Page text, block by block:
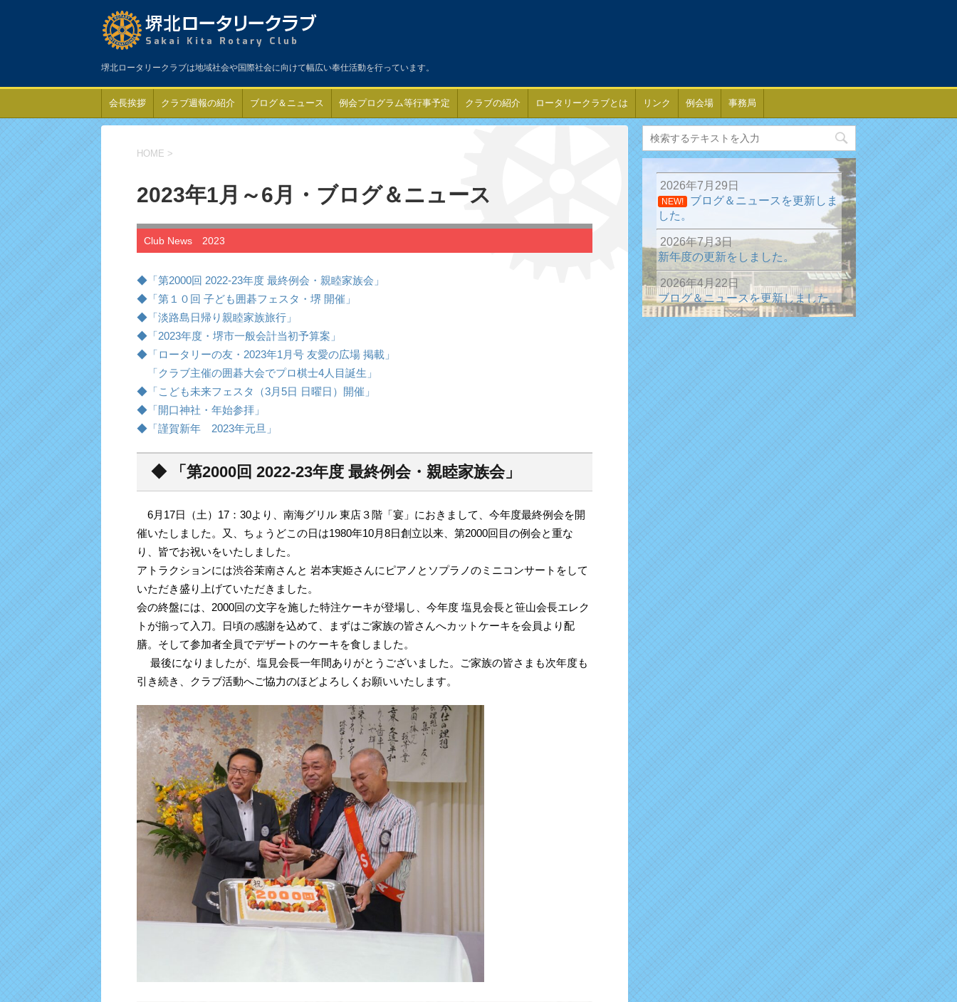
堺北ロータリークラブは地域社会や国際社会に向けて幅広い奉仕活動を行っています。
会長挨拶 クラブ週報の紹介 ブログ＆ニュース 例会プログラム等行事予定 クラブの紹介 ロータリークラブとは リンク 例会場 事務局
HOME >
2023年1月～6月・ブログ＆ニュース
Club News 2023
◆「第2000回 2022-23年度 最終例会・親睦家族会」
◆「第１０回 子ども囲碁フェスタ・堺 開催」
◆「淡路島日帰り親睦家族旅行」
◆「2023年度・堺市一般会計当初予算案」
◆「ロータリーの友・2023年1月号 友愛の広場 掲載」
「クラブ主催の囲碁大会でプロ棋士4人目誕生」
◆「こども未来フェスタ（3月5日 日曜日）開催」
◆「開口神社・年始参拝」
◆「謹賀新年 2023年元旦」
◆ 「第2000回 2022-23年度 最終例会・親睦家族会」
6月17日（土）17：30より、南海グリル 東店３階「宴」におきまして、今年度最終例会を開
催いたしました。又、ちょうどこの日は1980年10月8日創立以来、第2000回目の例会と重な
り、皆でお祝いをいたしました。
アトラクションには渋谷茉南さんと 岩本実姫さんにピアノとソプラノのミニコンサートをして
いただき盛り上げていただきました。
会の終盤には、2000回の文字を施した特注ケーキが登場し、今年度 塩見会長と笹山会長エレク
トが揃って入刀。日頃の感謝を込めて、まずはご家族の皆さんへカットケーキを会員より配
膳。そして参加者全員でデザートのケーキを食しました。
最後になりましたが、塩見会長一年間ありがとうございました。ご家族の皆さまも次年度も
引き続き、クラブ活動へご協力のほどよろしくお願いいたします。
2026年7月29日
NEW!
ブログ＆ニュースを更新しま
した。
2026年7月3日
新年度の更新をしました。
2026年4月22日
ブログ＆ニュースを更新しました。
2026年1月13日
ブログ＆ニュースを更新しました。
2025年12月31日
ブログ＆ニュースを更新しました。
2025年10月15日
ブログ＆ニュースを更新しました。
2025年7月8日
新年度の更新をしました。
2025年1月22日
ブログ＆ニュースを更新しました。
2024年12月31日
ブログ＆ニュースを更新しました。
2024年12月10日
ブログ＆ニュースを更新しました。